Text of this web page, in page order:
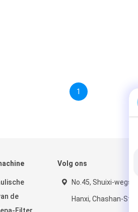
1
de
Volg ons
No.45, Shuixi-
Hanxi, Chashan-Stad,